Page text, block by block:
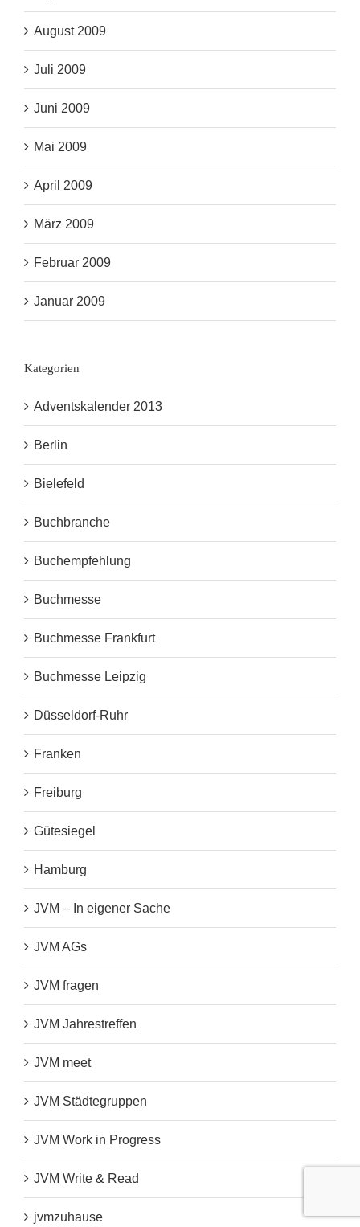
August 2009
Juli 2009
Juni 2009
Mai 2009
April 2009
März 2009
Februar 2009
Januar 2009
Kategorien
Adventskalender 2013
Berlin
Bielefeld
Buchbranche
Buchempfehlung
Buchmesse
Buchmesse Frankfurt
Buchmesse Leipzig
Düsseldorf-Ruhr
Franken
Freiburg
Gütesiegel
Hamburg
JVM – In eigener Sache
JVM AGs
JVM fragen
JVM Jahrestreffen
JVM meet
JVM Städtegruppen
JVM Work in Progress
JVM Write & Read
jvmzuhause